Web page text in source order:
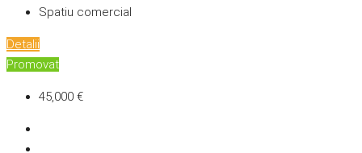
Spatiu comercial
Detalii
Promovat
45,000 €